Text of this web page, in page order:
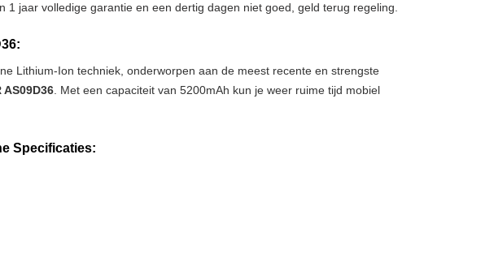
1 jaar volledige garantie en een dertig dagen niet goed, geld terug regeling.
Lithium-Ion techniek, onderworpen aan de meest recente en strengste
. Met een capaciteit van 5200mAh kun je weer ruime tijd mobiel
Specificaties: